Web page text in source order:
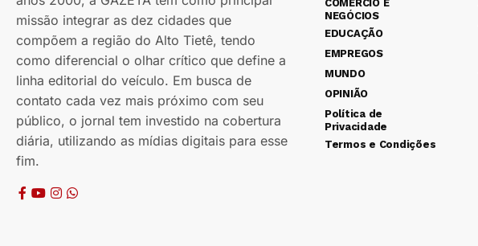
missão integrar as dez cidades que
compõem a região do Alto Tietê, tendo
como diferencial o olhar crítico que define a
linha editorial do veículo. Em busca de
contato cada vez mais próximo com seu
público, o jornal tem investido na cobertura
diária, utilizando as mídias digitais para esse
fim.
COMÉRCIO E
NEGÓCIOS
EDUCAÇÃO
EMPREGOS
MUNDO
OPINIÃO
Política de
Privacidade
Termos e Condições